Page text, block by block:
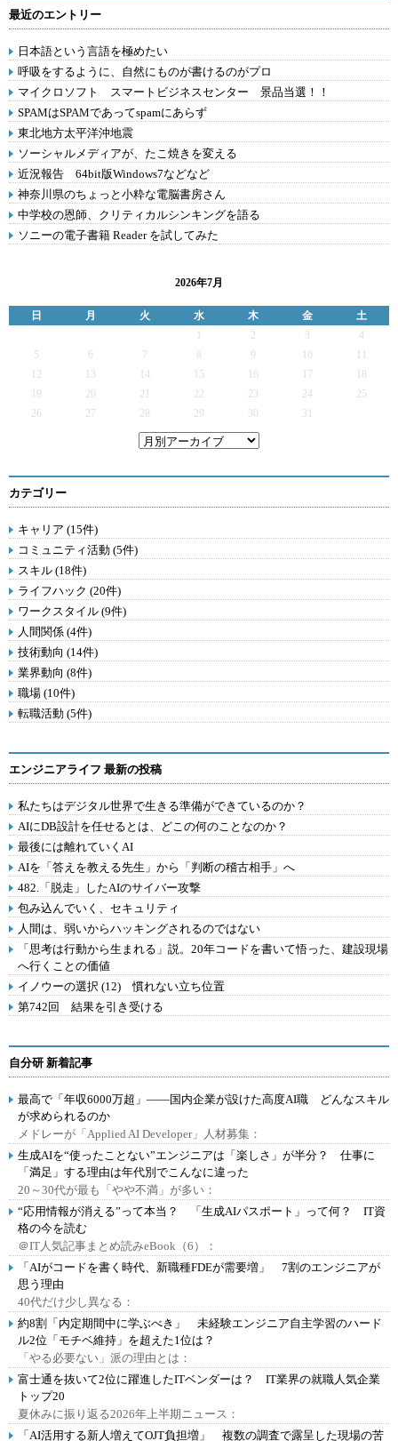
最近のエントリー
日本語という言語を極めたい
呼吸をするように、自然にものが書けるのがプロ
マイクロソフト スマートビジネスセンター 景品当選！！
SPAMはSPAMであってspamにあらず
東北地方太平洋沖地震
ソーシャルメディアが、たこ焼きを変える
近況報告 64bit版Windows7などなど
神奈川県のちょっと小粋な電脳書房さん
中学校の恩師、クリティカルシンキングを語る
ソニーの電子書籍 Reader を試してみた
2026年7月
日 月 火 水 木 金
土
2 3
4
5
6 7 9
12
13 14 15 16 17
19
20 21 22 23 24
25
26
27 28 29 30 31
カテゴリー
キャリア (15件)
コミュニティ活動 (5件)
スキル (18件)
ライフハック (20件)
ワークスタイル (9件)
人間関係 (4件)
技術動向 (14件)
業界動向 (8件)
職場 (10件)
転職活動 (5件)
エンジニアライフ 最新の投稿
私たちはデジタル世界で生きる準備ができているのか？
AIにDB設計を任せるとは、どこの何のことなのか？
最後には離れていくAI
AIを「答えを教える先生」から「判断の稽古相手」へ
482.「脱走」したAIのサイバー攻撃
包み込んでいく、セキュリティ
人間は、弱いからハッキングされるのではない
「思考は行動から生まれる」説。20年コードを書いて悟った、建設現場
へ行くことの価値
イノウーの選択 (12) 慣れない立ち位置
第742回 結果を引き受ける
自分研 新着記事
最高で「年収6000万超」――国内企業が設けた高度AI職 どんなスキル
が求められるのか
メドレーが「Applied AI Developer」人材募集：
生成AIを“使ったことない”エンジニアは「楽しさ」が半分？ 仕事に
「満足」する理由は年代別でこんなに違った
20～30代が最も「やや不満」が多い：
“応用情報が消える”って本当？ 「生成AIパスポート」って何？ IT資
格の今を読む
＠IT人気記事まとめ読みeBook（6）：
「AIがコードを書く時代、新職種FDEが需要増」 7割のエンジニアが
思う理由
40代だけ少し異なる：
約8割「内定期間中に学ぶべき」 未経験エンジニア自主学習のハード
ル2位「モチベ維持」を超えた1位は？
「やる必要ない」派の理由とは：
富士通を抜いて2位に躍進したITベンダーは？ IT業界の就職人気企業
トップ20
夏休みに振り返る2026年上半期ニュース：
「AI活用する新人増えてOJT負担増」 複数の調査で露呈した現場の苦